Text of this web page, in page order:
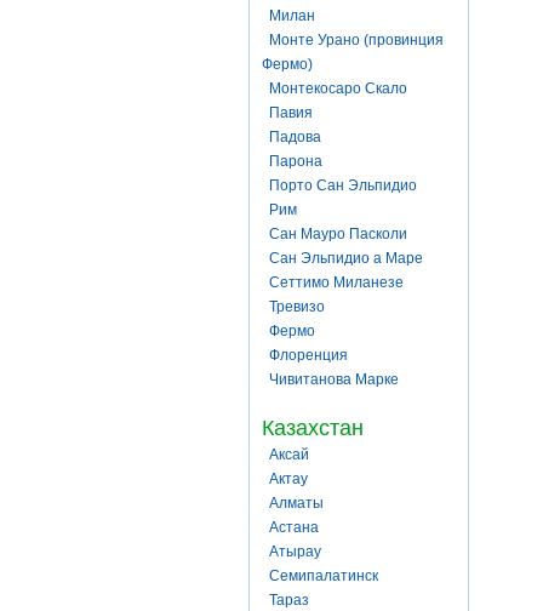
Милан
Монте Урано (провинция
Фермо)
Монтекосаро Скало
Павия
Падова
Парона
Порто Сан Эльпидио
Рим
Сан Мауро Пасколи
Сан Эльпидио а Маре
Сеттимо Миланезе
Тревизо
Фермо
Флоренция
Чивитанова Марке
Казахстан
Аксай
Актау
Алматы
Астана
Атырау
Семипалатинск
Тараз